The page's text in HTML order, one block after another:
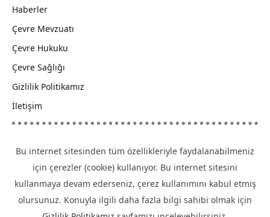
Haberler
Çevre Mevzuatı
Çevre Hukuku
Çevre Sağlığı
Gizlilik Politikamız
İletişim
Bu internet sitesinden tüm özellikleriyle faydalanabilmeniz
için çerezler (cookie) kullanıyor. Bu internet sitesini
kullanmaya devam ederseniz, çerez kullanımını kabul etmiş
olursunuz. Konuyla ilgili daha fazla bilgi sahibi olmak için